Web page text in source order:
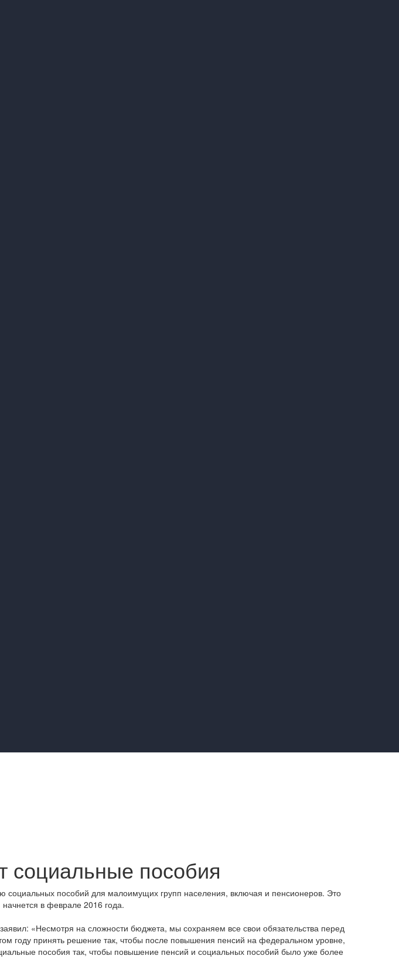
социальные пособия
социальных пособий для малоимущих групп населения, включая и пенсионеров. Это
в феврале 2016 года.
«Несмотря на сложности бюджета, мы сохраняем все свои обязательства перед
году принять решение так, чтобы после повышения пенсий на федеральном уровне,
пособия так, чтобы повышение пенсий и социальных пособий было уже более